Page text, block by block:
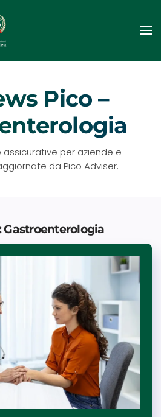
Pico –
assicurative per aziende e
da Pico Adviser.